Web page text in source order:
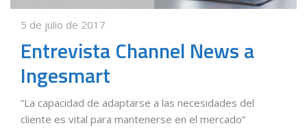
5 de julio de 2017
Entrevista Channel News a
Ingesmart
“La capacidad de adaptarse a las necesidades del
cliente es vital para mantenerse en el mercado”